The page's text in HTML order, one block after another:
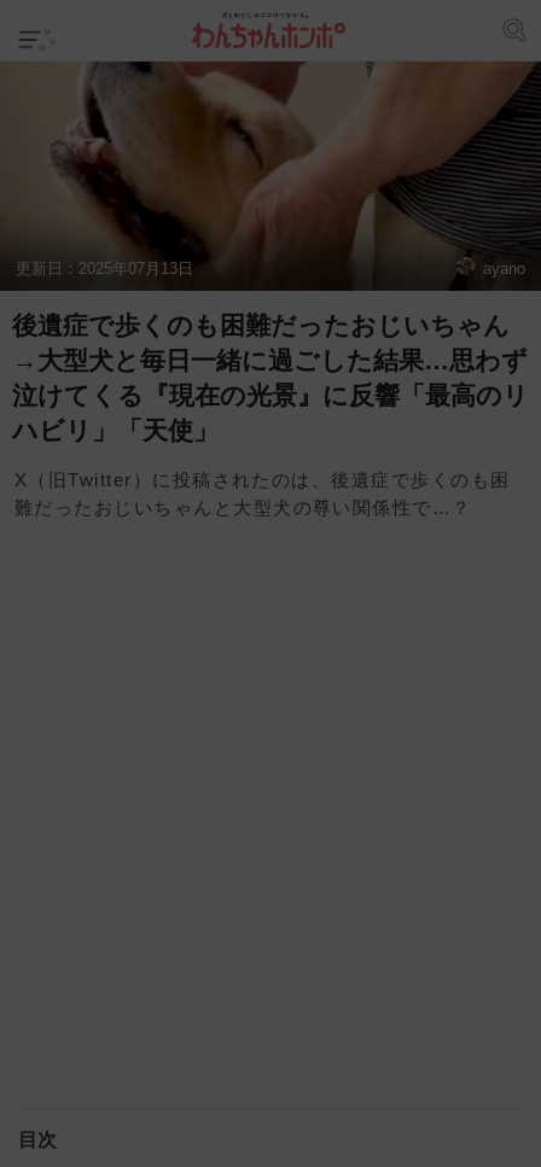
更新日： 2025年07月13日 ayano
後遺症で歩くのも困難だったおじいちゃん
→大型犬と毎日一緒に過ごした結果…思わず
泣けてくる『現在の光景』に反響「最高のリ
ハビリ」「天使」
X（旧Twitter）に投稿されたのは、後遺症で歩くのも困
難だったおじいちゃんと大型犬の尊い関係性で…？
目次